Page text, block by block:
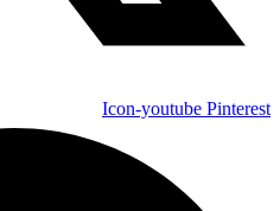
Icon-youtube Pinterest